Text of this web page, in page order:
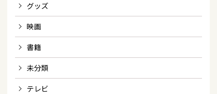
グッズ
映画
書籍
未分類
テレビ